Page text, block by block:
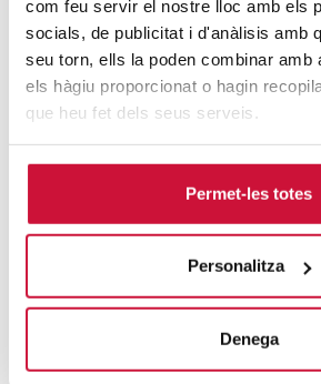
com feu servir el nostre lloc amb els
socials, de publicitat i d'anàlisis amb
seu torn, ells la poden combinar amb
els hàgiu proporcionat o hagin
que heu fet dels seus serveis.
Permet-les totes
Personalitza
Denega
Inici del Màster en
Tecnològica i
Artificial Aplicada
Online/ Campus Online
20
octubre
2026